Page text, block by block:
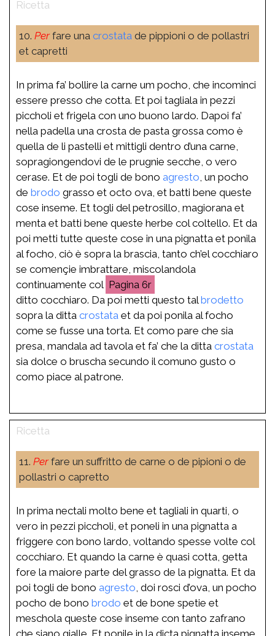
10. Perfare una crostata de pippioni o de pollastri
et capretti
In prima fa’ bollire la carne um pocho, che incominci
essere presso che cotta. Et poi tagliala in pezzi
piccholi et frigela con uno buono lardo. Dapoi fa’
nella padella una crosta de pasta grossa como è
quella de li pastelli et mittigli dentro d’una carne,
sopragiongendovi de le prugnie secche, o vero
cerase. Et de poi togli de bono agresto , un pocho
de brodo grasso et octo ova, et batti bene queste
cose inseme. Et togli del petrosillo, magiorana et
menta et batti bene queste herbe col coltello. Et da
poi metti tutte queste cose in una pignatta et ponila
al focho, ciò è sopra la brascia, tanto ch’el cocchiaro
se començie imbrattare, miscolandola
continuamente col
6r
ditto cocchiaro. Da poi metti questo talbrodetto
sopra la ditta crostata et da poi ponila al focho
come se fusse una torta. Et como pare che sia
presa, mandala ad tavola et fa’ che la ditta crostata
sia dolce o bruscha secundo il comuno gusto o
como piace al patrone.
11. Perfare un suffritto de carne o de pipioni o de
pollastri o capretto
In prima nectali molto bene et tagliali in quarti, o
vero in pezzi piccholi, et poneli in una pignatta a
friggere con bono lardo, voltando spesse volte col
cocchiaro. Et quando la carne è quasi cotta, getta
fore la maiore parte del grasso de la pignatta. Et da
poi togli de bono agresto , doi rosci d’ova, un pocho
pocho de bono brodo et de bone spetie et
meschola queste cose inseme con tanto zafrano
che siano gialle. Et ponile in la dicta pignatta inseme